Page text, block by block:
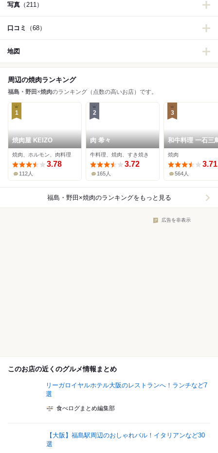
写真 （211）
口コミ （68）
地図
周辺の焼肉ランキング
福島・野田 ×焼肉のランキング（点数の高いお店）です。
1
焼肉屋 KEIZO
焼肉、ホルモン、肉料理
3.78
112人
2
肉 希々
牛料理、焼肉、すき焼き
3.72
165人
3
和牛料理 一石三
焼肉
3.71
564人
福島・野田×焼肉のランキングをもっと見る
広告を非表示
このお店の近くのグルメ情報まとめ
リーガロイヤルホテル大阪のレストランへ！ランチなど7
選
食べログまとめ編集部
【大阪】福島駅周辺のおしゃれバル！イタリアンなど30
選